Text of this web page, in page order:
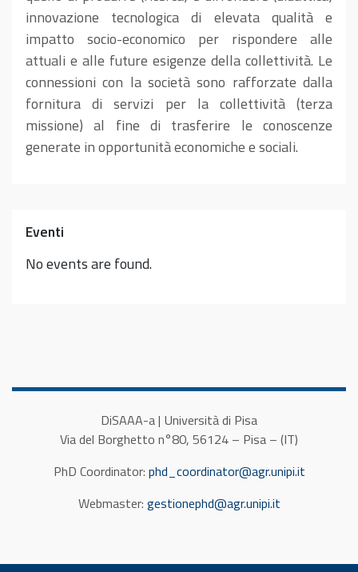
innovazione tecnologica di elevata qualità e
impatto socio-economico per rispondere alle
attuali e alle future esigenze della collettività. Le
connessioni con la società sono rafforzate dalla
fornitura di servizi per la collettività (terza
missione) al fine di trasferire le conoscenze
generate in opportunità economiche e sociali.
Eventi
No events are found.
DiSAAA-a | Università di Pisa
Via del Borghetto n°80, 56124 – Pisa – (IT)
PhD Coordinator: phd_coordinator@agr.unipi.it
Webmaster: gestionephd@agr.unipi.it